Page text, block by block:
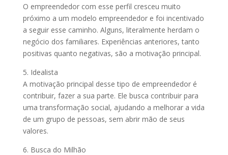
O empreendedor com esse perfil cresceu muito
próximo a um modelo empreendedor e foi incentivado
a seguir esse caminho. Alguns, literalmente herdam o
negócio dos familiares. Experiências anteriores, tanto
positivas quanto negativas, são a motivação principal.
5. Idealista
A motivação principal desse tipo de empreendedor é
contribuir, fazer a sua parte. Ele busca contribuir para
uma transformação social, ajudando a melhorar a vida
de um grupo de pessoas, sem abrir mão de seus
valores.
6. Busca do Milhão